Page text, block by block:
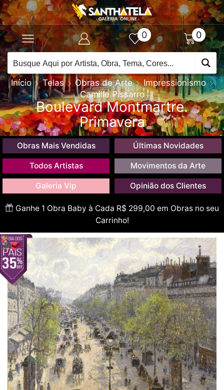
0 0
Início Telas Obras de Arte
Impressionismo
Camille Pissarro
Boulevard Montmartre.
Primavera
Obras Mais Vendidas Últimas Novidades
Todos Artistas Movimentos da Arte
Galeria Vip Opinião dos Clientes
Ganhe 1 Obra Baby à Cada R$ 299,00 em Obras no seu
Carrinho!